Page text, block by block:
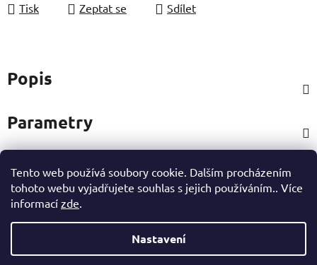
Tento web používá soubory cookie. Dalším procházením
tohoto webu vyjadřujete souhlas s jejich používáním.. Více
informací zde.
Nastavení
Tisk Zeptat se Sdílet
Popis
Parametry
Hodnocení
Ostatní informace